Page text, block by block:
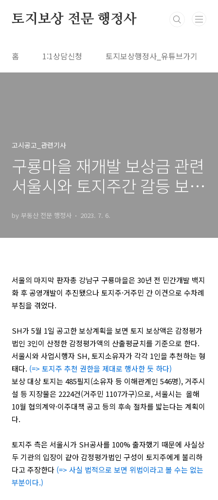
토지보상 전문 행정사
홈 1:1상담신청 토지보상행정사_유튜브가기
고시공고_관련기사
구룡마을 재개발 보상금 관련
서울시와 토지주간 갈등 보도
by 부동산 전문 행정사 2023. 7. 6.
서울의 마지막 판자총 강남구 구룡마을은 30년 전 민간개발 백지
화 후 공영개발이 추진됐으나 토지주·거주민 간 이견으로 수차례
부침을 겪었다.
SH가 5월 1일 공고한 보상계획을 보면 토지 보상액은 감정평가
법인 3인이 산정한 감정평가액의 산출평균치를 기준으로 한다.
서울시와 사업시행자 SH, 토지소유자가 각각 1인을 추천하는 형
태다. (=> 토지주 추천 권한을 제대로 행사한 듯 하다)
보상 대상 토지는 485필지(소유자 등 이해관계인 546명), 거주시
설 등 지장물은 2224건(거주민 1107가구)으로, 서울시는 올해
10월 협의계약·이주대책 공고 등의 후속 절차를 밟는다는 계획이
다.
토지주 측은 서울시가 SH공사를 100% 출자했기 때문에 사실상
두 기관의 입장이 같아 감정평가법인 구성이 토지주에게 불리하
다고 주장한다 (=> 사실 법적으로 보면 위법이라고 볼 수는 없는
부분이다.)